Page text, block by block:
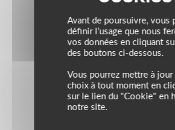
Avant de poursuivre, vous
définir l’usage que nous
vos données en cliquant
des boutons ci-dessous.
Vous pourrez mettre à
choix à tout moment en
sur le lien du "Cookie" en
notre site.